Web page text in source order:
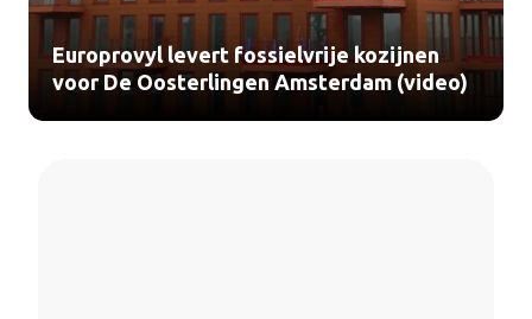
Europrovyl levert fossielvrije kozijnen
voor De Oosterlingen Amsterdam (video)